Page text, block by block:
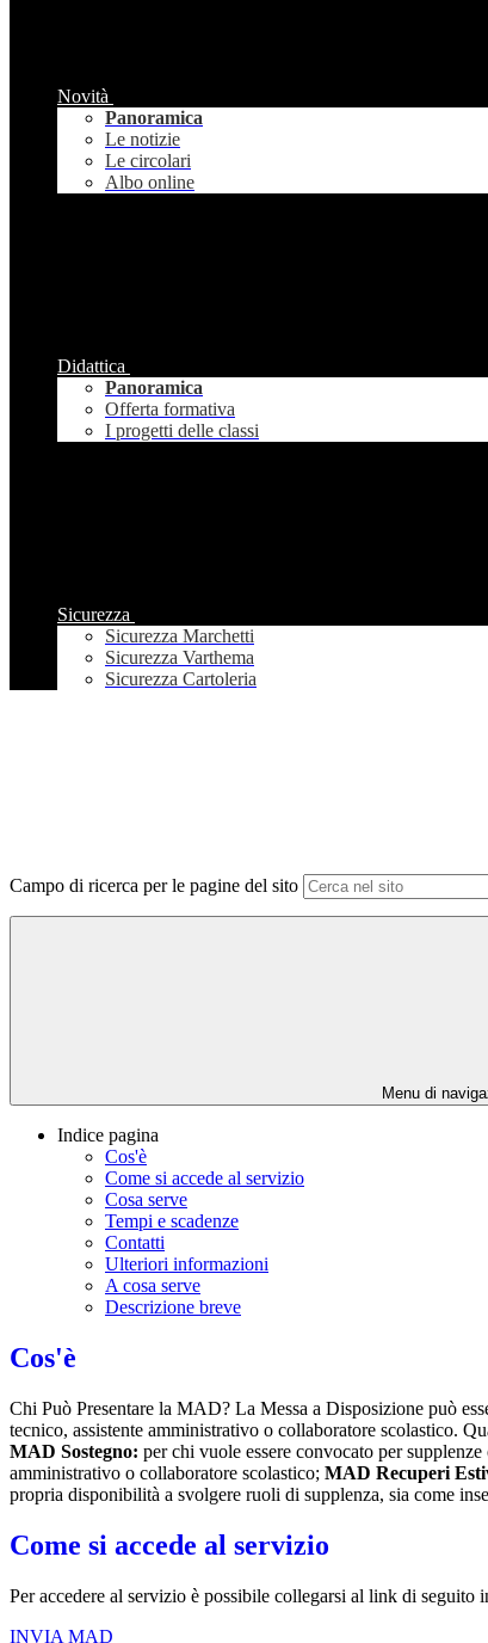
Novità
Panoramica
Le notizie
Le circolari
Albo online
Didattica
Panoramica
Offerta formativa
I progetti delle classi
Sicurezza
Sicurezza Marchetti
Sicurezza Varthema
Sicurezza Cartoleria
Campo di ricerca per le pagine del sito
Menu di
Indice pagina
Cos'è
Come si accede al servizio
Cosa serve
Tempi e scadenze
Contatti
Ulteriori informazioni
A cosa serve
Descrizione breve
Cos'è
Chi Può Presentare la MAD? La Messa a Disposizione può
tecnico, assistente amministrativo o collaboratore scolastico.
MAD Sostegno: per chi vuole essere convocato per
amministrativo o collaboratore scolastico; MAD Recuperi
propria disponibilità a svolgere ruoli di supplenza, sia come
Come si accede al servizio
Per accedere al servizio è possibile collegarsi al link di seguito
INVIA MAD